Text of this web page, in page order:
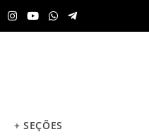
+ SEÇÕES